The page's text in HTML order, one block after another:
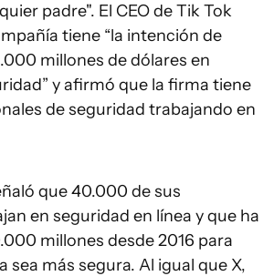
padre". El CEO de Tik Tok
tiene “la intención de
millones de dólares en
y afirmó que la firma tiene
de seguridad trabajando en
que 40.000 de sus
en seguridad en línea y que ha
millones desde 2016 para
sea más segura. Al igual que X,